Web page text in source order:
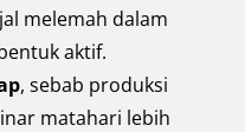
melemah dalam
aktif.
, sebab produksi
matahari lebih